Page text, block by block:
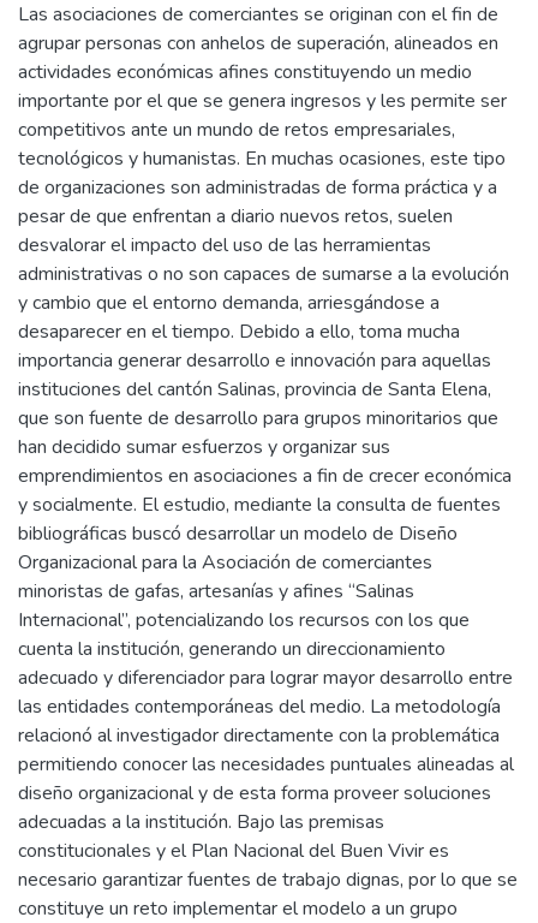
Las asociaciones de comerciantes se originan con el fin de
agrupar personas con anhelos de superación, alineados en
actividades económicas afines constituyendo un medio
importante por el que se genera ingresos y les permite ser
competitivos ante un mundo de retos empresariales,
tecnológicos y humanistas. En muchas ocasiones, este tipo
de organizaciones son administradas de forma práctica y a
pesar de que enfrentan a diario nuevos retos, suelen
desvalorar el impacto del uso de las herramientas
administrativas o no son capaces de sumarse a la evolución
y cambio que el entorno demanda, arriesgándose a
desaparecer en el tiempo. Debido a ello, toma mucha
importancia generar desarrollo e innovación para aquellas
instituciones del cantón Salinas, provincia de Santa Elena,
que son fuente de desarrollo para grupos minoritarios que
han decidido sumar esfuerzos y organizar sus
emprendimientos en asociaciones a fin de crecer económica
y socialmente. El estudio, mediante la consulta de fuentes
bibliográficas buscó desarrollar un modelo de Diseño
Organizacional para la Asociación de comerciantes
minoristas de gafas, artesanías y afines “Salinas
Internacional”, potencializando los recursos con los que
cuenta la institución, generando un direccionamiento
adecuado y diferenciador para lograr mayor desarrollo entre
las entidades contemporáneas del medio. La metodología
relacionó al investigador directamente con la problemática
permitiendo conocer las necesidades puntuales alineadas al
diseño organizacional y de esta forma proveer soluciones
adecuadas a la institución. Bajo las premisas
constitucionales y el Plan Nacional del Buen Vivir es
necesario garantizar fuentes de trabajo dignas, por lo que se
constituye un reto implementar el modelo a un grupo